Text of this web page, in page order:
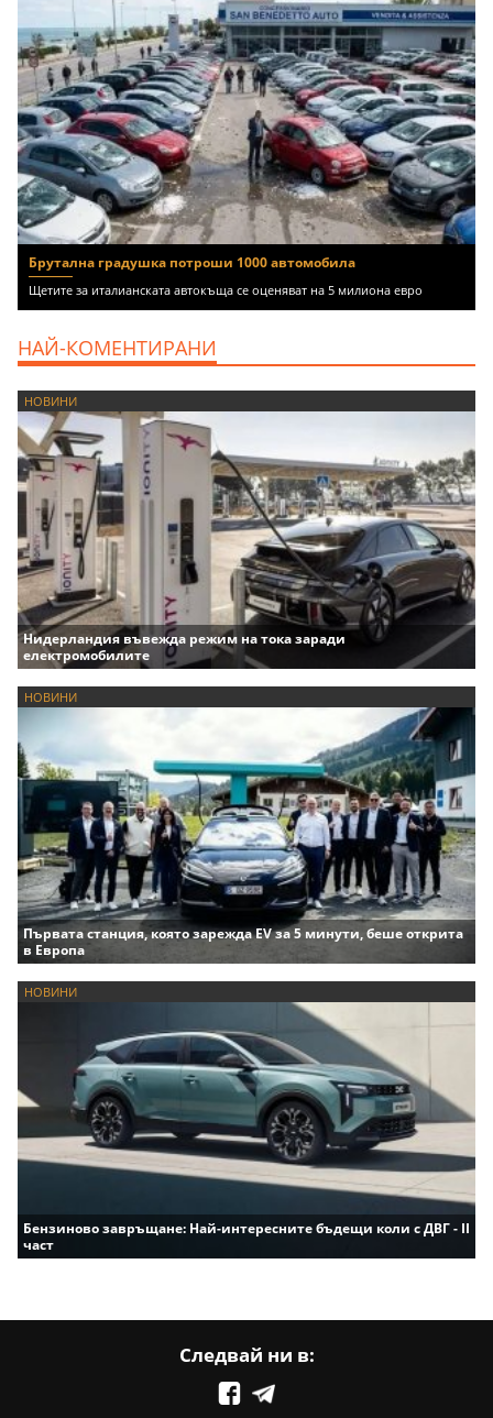
Брутална градушка потроши 1000 автомобила
Щетите за италианската автокъща се оценяват на 5 милиона евро
НАЙ-КОМЕНТИРАНИ
НОВИНИ
Нидерландия въвежда режим на тока заради
електромобилите
НОВИНИ
Първата станция, която зарежда EV за 5 минути, беше открита
в Европа
НОВИНИ
Бензиново завръщане: Най-интересните бъдещи коли с ДВГ - II
част
Следвай ни в: